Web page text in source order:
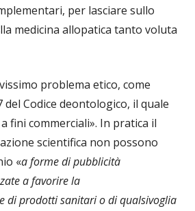
per lasciare sullo
medicina allopatica tanto voluta
problema etico, come
del Codice deontologico, il quale
fini commerciali». In pratica il
scientifica non possono
«a forme di pubblicità
a favorire la
di prodotti sanitari o di qualsivoglia